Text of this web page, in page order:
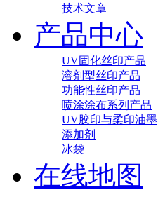
技术文章
产品中心
UV固化丝印产品
溶剂型丝印产品
功能性丝印产品
喷涂涂布系列产品
UV胶印与柔印油墨
添加剂
冰袋
在线地图